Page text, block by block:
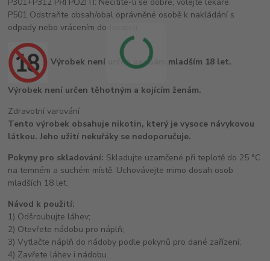
P501 Odstraňte obsah/obal oprávněné osobě k nakládání s
odpady nebo vrácením dodavateli.
Výrobek není určen osobám mladším 18 let.
Výrobek není určen těhotným a kojícím ženám.
Zdravotní varování
Tento výrobek obsahuje nikotin, který je vysoce návykovou
látkou. Jeho užití nekuřáky se nedoporučuje.
Pokyny pro skladování: Skladujte uzamčené při teplotě do 25 °C
na temném a suchém místě. Uchovávejte mimo dosah osob
mladších 18 let.
Návod k použití:
1) Odšroubujte láhev;
2) Otevřete nádobu pro náplň;
3) Vytlačte náplň do nádoby podle pokynů pro dané zařízení;
4) Zavřete láhev i nádobu.